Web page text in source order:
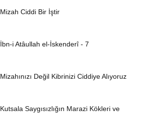
Mizah Ciddi Bir İştir
İbn-i Atâullah el-İskenderî - 7
Mizahınızı Değil Kibrinizi Ciddiye Alıyoruz
Kutsala Saygısızlığın Marazi Kökleri ve